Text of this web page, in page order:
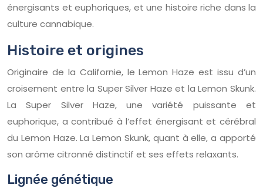
énergisants et euphoriques, et une histoire riche dans la
culture cannabique.
Histoire et origines
Originaire de la Californie, le Lemon Haze est issu d’un
croisement entre la Super Silver Haze et la Lemon Skunk.
La Super Silver Haze, une variété puissante et
euphorique, a contribué à l’effet énergisant et cérébral
du Lemon Haze. La Lemon Skunk, quant à elle, a apporté
son arôme citronné distinctif et ses effets relaxants.
Lignée génétique